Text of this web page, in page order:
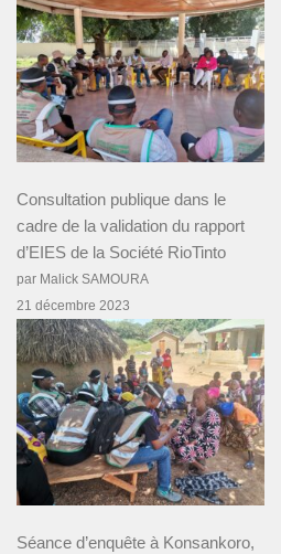
Consultation publique dans le
cadre de la validation du rapport
d’EIES de la Société RioTinto
par Malick SAMOURA
21 décembre 2023
Séance d’enquête à Konsankoro,